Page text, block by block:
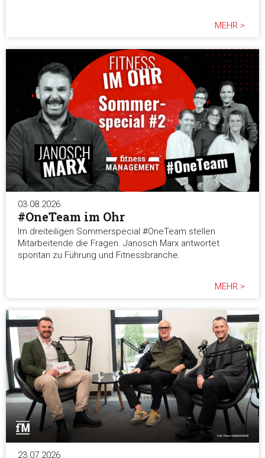
MEHR >
03.08.2026
#OneTeam im Ohr
Im dreiteiligen Sommerspecial #OneTeam stellen
Mitarbeitende die Fragen. Janosch Marx antwortet
spontan zu Führung und Fitnessbranche.
MEHR >
23.07.2026